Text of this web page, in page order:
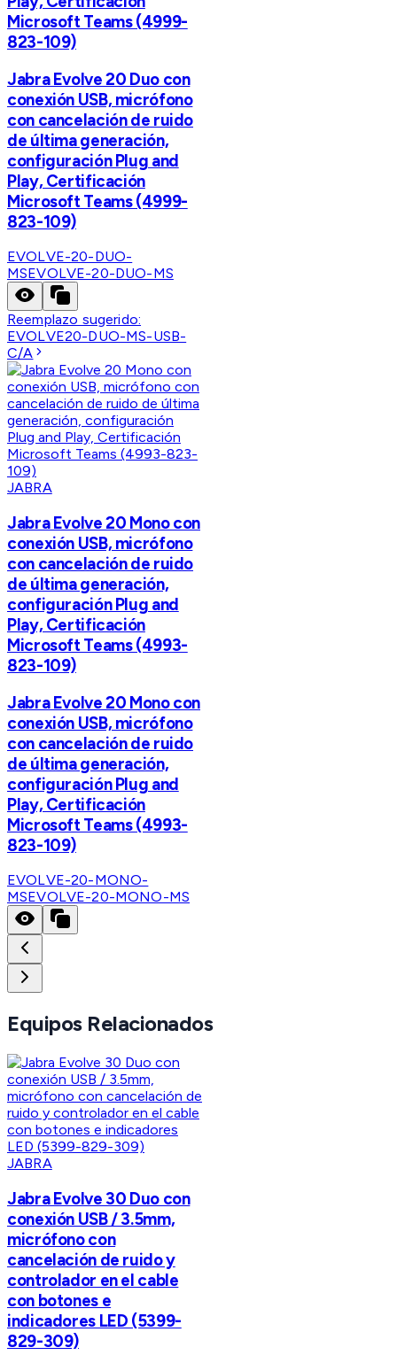
Microsoft Teams (4999-
823-109)
Jabra Evolve 20 Duo con
conexión USB, micrófono
con cancelación de ruido
de última generación,
configuración Plug and
Play, Certificación
Microsoft Teams (4999-
823-109)
EVOLVE-20-DUO-
MSEVOLVE-20-DUO-MS
Reemplazo sugerido:
EVOLVE20-DUO-MS-USB-
C/A
JABRA
Jabra Evolve 20 Mono con
conexión USB, micrófono
con cancelación de ruido
de última generación,
configuración Plug and
Play, Certificación
Microsoft Teams (4993-
823-109)
Jabra Evolve 20 Mono con
conexión USB, micrófono
con cancelación de ruido
de última generación,
configuración Plug and
Play, Certificación
Microsoft Teams (4993-
823-109)
EVOLVE-20-MONO-
MSEVOLVE-20-MONO-MS
Equipos Relacionados
JABRA
Jabra Evolve 30 Duo con
conexión USB / 3.5mm,
micrófono con
cancelación de ruido y
controlador en el cable
con botones e
indicadores LED (5399-
829-309)